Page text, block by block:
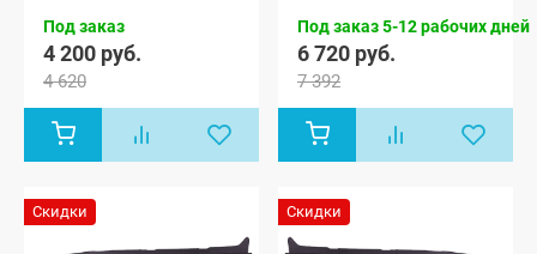
Под заказ
4 200 руб.
4 620
Под заказ 5-12 рабочих дней
6 720 руб.
7 392
Скидки Скидки